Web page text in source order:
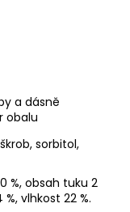
a dásně
obalu
sorbitol,
%, obsah tuku 2
vlhkost 22 %.